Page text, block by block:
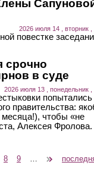
2026 июля 14 , вторник ,
повестке
срочно
в суде
2026 июля 13 , понедельник ,
попытались
правительства:
месяца!), чтобы «не
Алексея Фролова.
8 9